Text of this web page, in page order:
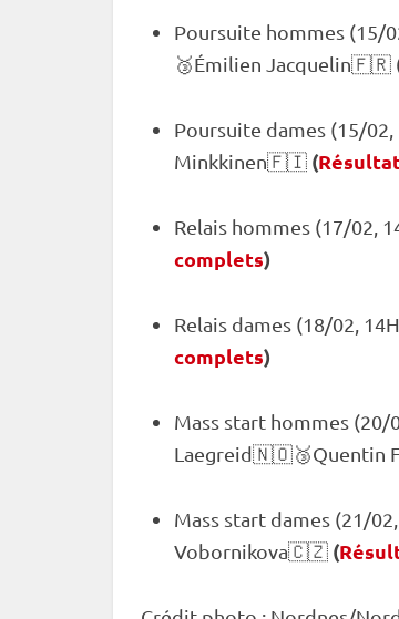
Poursuite hommes (15/
🥉Émilien Jacquelin🇫🇷
Poursuite dames (15/
Minkkinen🇫🇮 (
Relais hommes (17/02,
complets)
Relais dames (18/02,
complets)
Mass start hommes (20/
Laegreid🇳🇴🥉Quentin
Mass start dames (21/
Vobornikova🇨🇿 (